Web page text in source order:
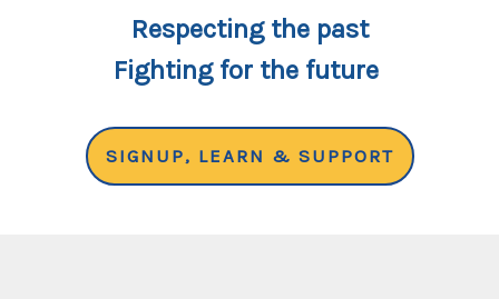
Respecting the past
Fighting for the future
SIGNUP, LEARN & SUPPORT